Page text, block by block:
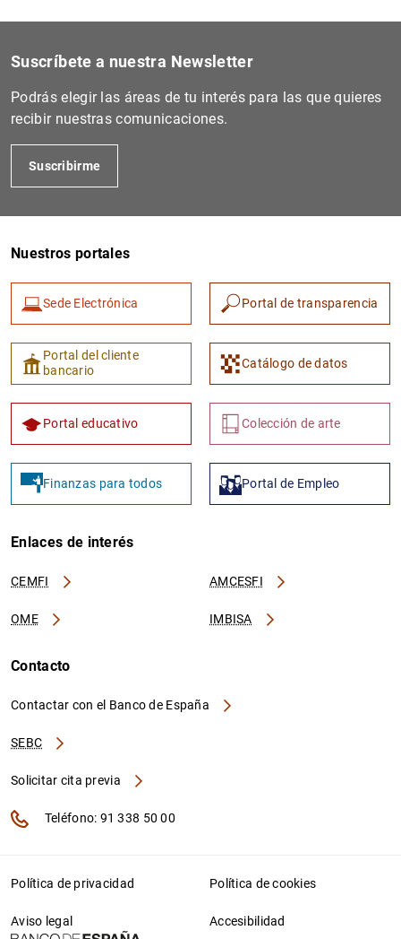
Suscríbete a nuestra Newsletter
Podrás elegir las áreas de tu interés para las que quieres
recibir nuestras comunicaciones.
Suscribirme
Nuestros portales
Sede Electrónica Portal de transparencia
Portal del cliente
bancario
Catálogo de datos
Portal educativo Colección de arte
Finanzas para todos Portal de Empleo
Enlaces de interés
CEMFI AMCESFI
OME IMBISA
Contacto
Contactar con el Banco de España
SEBC
Solicitar cita previa
Teléfono: 91 338 50 00
Política de privacidad Política de cookies
Aviso legal Accesibilidad